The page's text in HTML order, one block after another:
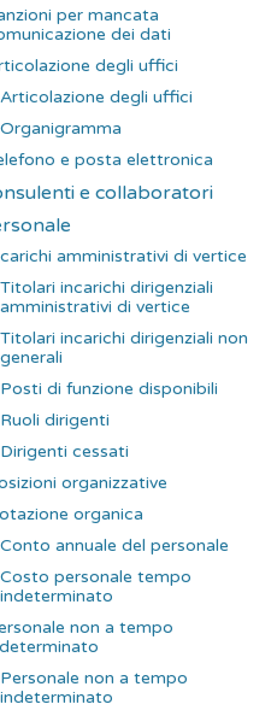
per mancata
dei dati
degli uffici
Articolazione degli uffici
Organigramma
e posta elettronica
e collaboratori
amministrativi di vertice
Titolari incarichi dirigenziali
amministrativi di vertice
Titolari incarichi dirigenziali non
generali
Posti di funzione disponibili
Ruoli dirigenti
Dirigenti cessati
organizzative
organica
Conto annuale del personale
Costo personale tempo
indeterminato
non a tempo
Personale non a tempo
indeterminato